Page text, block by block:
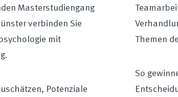
Masterstudiengang
verbinden Sie
mit
Potenziale
Themen
So